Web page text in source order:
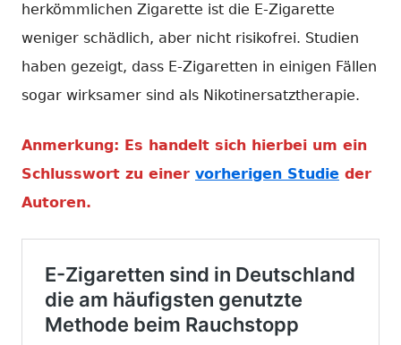
herkömmlichen Zigarette ist die E-Zigarette
weniger schädlich, aber nicht risikofrei. Studien
haben gezeigt, dass E-Zigaretten in einigen Fällen
sogar wirksamer sind als Nikotinersatztherapie.
Anmerkung: Es handelt sich hierbei um ein
Schlusswort zu einer vorherigen Studie der
Autoren.